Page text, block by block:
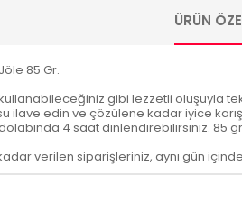
ÜRÜN
85 Gr.
gibi lezzetli oluşuyla
ilave edin ve çözülene kadar iyice
4 saat dinlendirebilirsiniz. 85
verilen siparişleriniz, aynı gün